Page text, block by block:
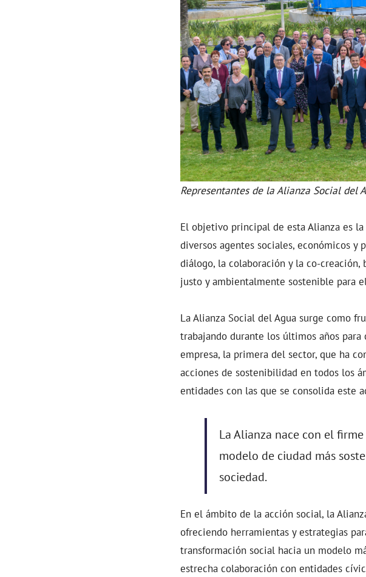
Representantes de la Alianza Social del
El objetivo principal de esta Alianza es
diversos agentes sociales, económicos
diálogo, la colaboración y la co-
justo y ambientalmente sostenible para
La Alianza Social del Agua surge como
trabajando durante los últimos años
empresa, la primera del sector, que ha
acciones de sostenibilidad en todos los
entidades con las que se consolida este
La Alianza nace con el
modelo de ciudad más
sociedad.
En el ámbito de la acción social, la
ofreciendo herramientas y estrategias
transformación social hacia un modelo
estrecha colaboración con entidades